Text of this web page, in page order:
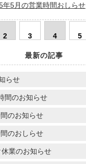
年5月の営業時間おしらせ
2 3 4 5
最新の記事
らせ
間のお知らせ
のお知らせ
のおしらせ
業のお知らせ